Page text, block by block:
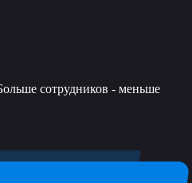
сотрудников - меньше